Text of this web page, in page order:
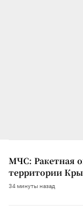
МЧС: Ракетная
территории
34 минуты назад